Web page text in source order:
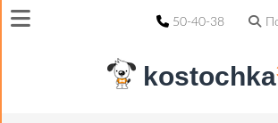
50-40-38
kostochka